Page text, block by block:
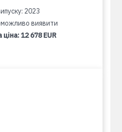
2023
виявити
ціна:12 678 EUR